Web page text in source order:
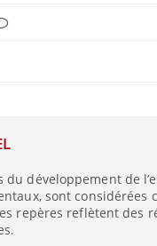
du développement de
sont considérées
repères reflètent des
ou
de la
qui la rendpatients